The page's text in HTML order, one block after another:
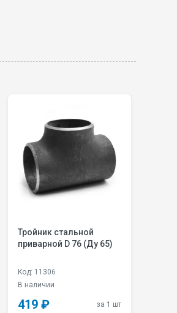
Тройник стальной
приварной D 76 (Ду 65)
Код: 11306
В наличии
419 ₽ за 1 шт